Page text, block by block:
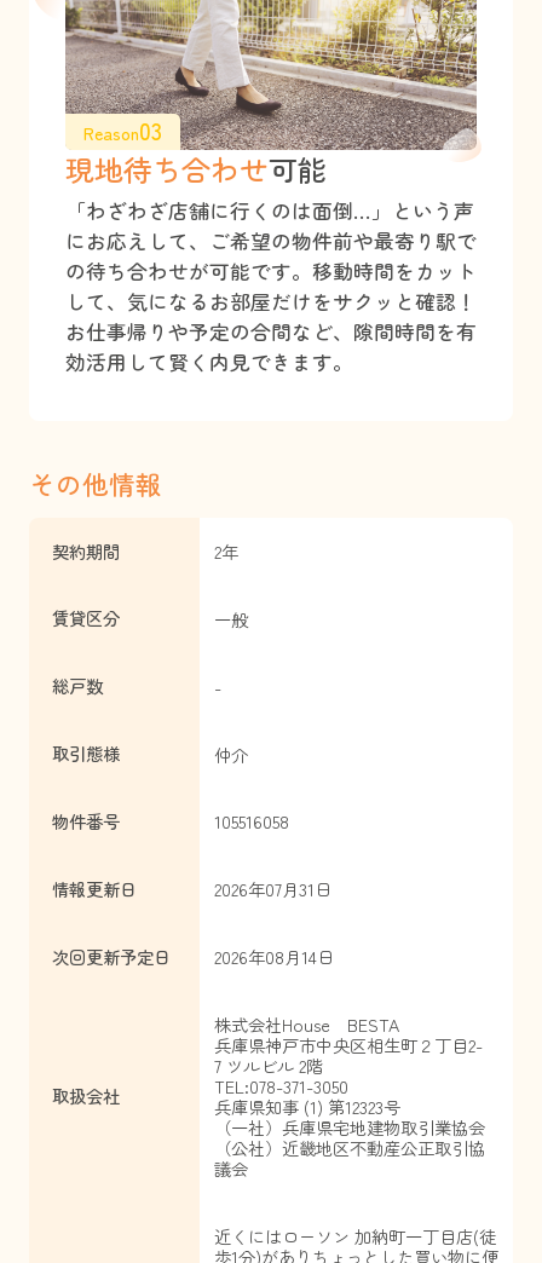
Reason03
現地待ち合わせ可能
「わざわざ店舗に行くのは面倒…」という声
にお応えして、ご希望の物件前や最寄り駅で
の待ち合わせが可能です。移動時間をカット
して、気になるお部屋だけをサクッと確認！
お仕事帰りや予定の合間など、隙間時間を有
効活用して賢く内見できます。
その他情報
契約期間 2年
賃貸区分 一般
総戸数 -
取引態様 仲介
物件番号 105516058
情報更新日 2026年07月31日
次回更新予定日 2026年08月14日
取扱会社
株式会社House BESTA
兵庫県神戸市中央区相生町２丁目2-
7 ツルビル 2階
TEL:078-371-3050
兵庫県知事 (1) 第12323号
（一社）兵庫県宅地建物取引業協会
（公社）近畿地区不動産公正取引協
議会
近くにはローソン 加納町一丁目店(徒
歩1分)がありちょっとした買い物に便